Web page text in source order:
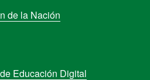
de la Nación
Educación Digital